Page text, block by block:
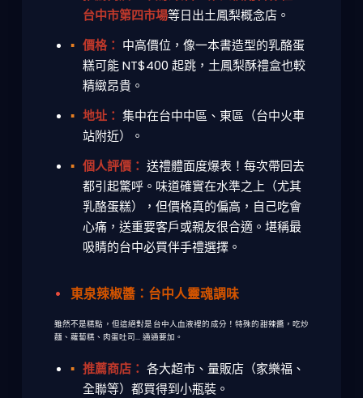
台中市第四市場等日出土鳳梨概念店。
價格： 中高價位，像一本書造型的乳酪蛋
糕可能 NT$400 起跳，土鳳梨酥禮盒也較
精緻昂貴。
地址： 集中在台中中區、東區（台中火車
站附近）。
個人評價： 送禮體面度爆表！每次帶回去
都引起驚呼。味道確實在水準之上（尤其
乳酪蛋糕），但價格真的偏高，自己吃會
心痛，送重要客戶或親友很合適。堪稱最
吸睛的台中必買伴手禮選擇。
東泉辣椒醬：台中人靈魂調味
雖然不是糕點，但這絕對是台中人血液裡的成分！特殊的甜辣醬，吃炒
麵、蘿蔔糕、肉蛋吐司... 通通要加。
推薦商店： 各大超市、量販店（家樂福、
全聯等）都買得到小瓶裝。